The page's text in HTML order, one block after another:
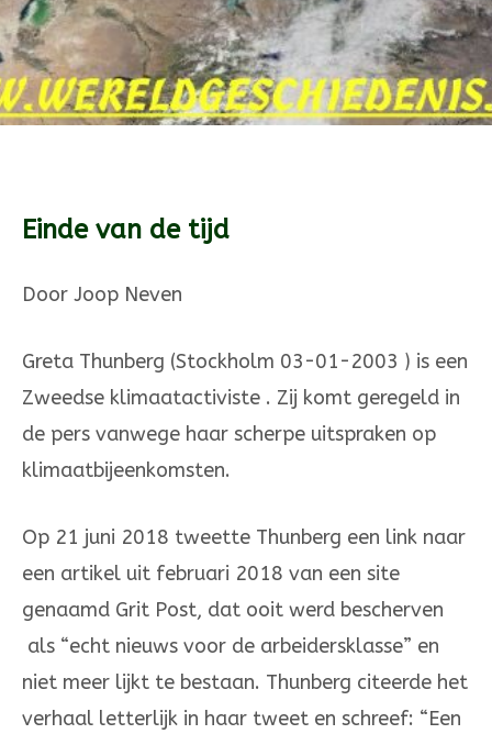
Einde van de tijd
Door Joop Neven
Greta Thunberg (Stockholm 03-01-2003 ) is een
Zweedse klimaatactiviste . Zij komt geregeld in
de pers vanwege haar scherpe uitspraken op
klimaatbijeenkomsten.
Op 21 juni 2018 tweette Thunberg een link naar
een artikel uit februari 2018 van een site
genaamd Grit Post, dat ooit werd bescherven
als “echt nieuws voor de arbeidersklasse” en
niet meer lijkt te bestaan. Thunberg citeerde het
verhaal letterlijk in haar tweet en schreef: “Een